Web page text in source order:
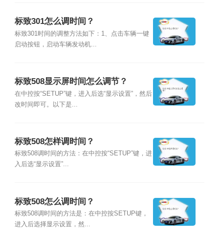
标致301怎么调时间？
标致301时间的调整方法如下：1、点击车辆一键
启动按钮，启动车辆发动机...
标致508显示屏时间怎么调节？
在中控按“SETUP”键，进入后选“显示设置”，然后
改时间即可。以下是...
标致508怎样调时间？
标致508调时间的方法：在中控按“SETUP”键，进
入后选“显示设置”...
标致508怎么调时间？
标致508调时间的方法是：在中控按SETUP键，
进入后选择显示设置，然...